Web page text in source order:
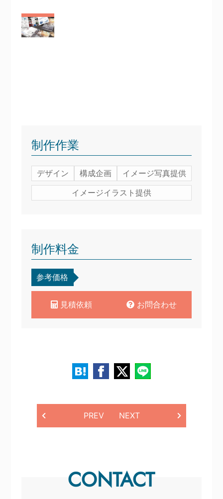
制作作業
デザイン 構成企画
イメージ写真提供
イメージイラスト提供
制作料金
参考価格
見積依頼 お問合わせ
PREV NEXT
CONTACT